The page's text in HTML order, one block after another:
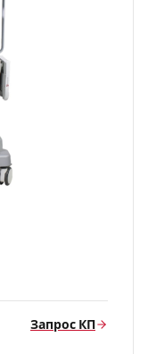
Запрос КП